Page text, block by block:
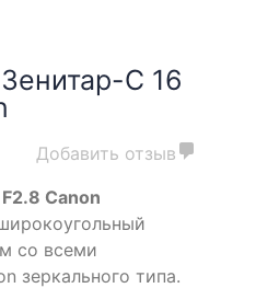
C 16
Добавить отзыв
Canon
со всеми
зеркального типа.